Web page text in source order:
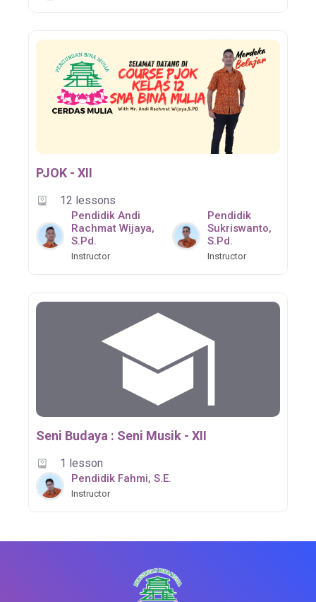
PJOK - XII
12 lessons
Pendidik Andi
Rachmat Wijaya,
S.Pd.
Instructor
Pendidik
Sukriswanto,
S.Pd.
Instructor
Seni Budaya : Seni Musik - XII
1 lesson
Pendidik Fahmi, S.E.
Instructor